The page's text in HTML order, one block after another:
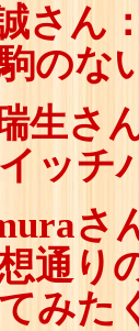
さん：
のな
生さ
ッチ
さ
通り
みた